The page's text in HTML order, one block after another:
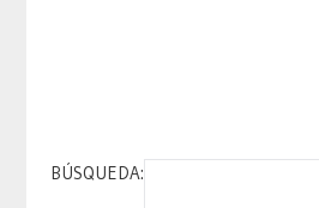
BÚSQUEDA: